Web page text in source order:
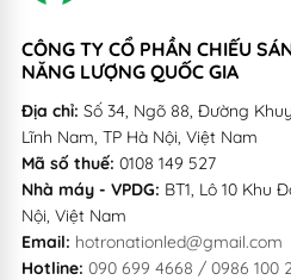
CÔNG TY CỔ PHẦN CHIẾU
NĂNG LƯỢNG QUỐC GIA
Địa chỉ: Số 34, Ngõ 88, Đường
Lĩnh Nam, TP Hà Nội, Việt Nam
Mã số thuế: 0108 149 527
Nhà máy - VPDG: BT1, Lô 10 Khu
Nội, Việt Nam
Email: hotronationled@gmail.com
Hotline: 090 699 4668 / 0986 100